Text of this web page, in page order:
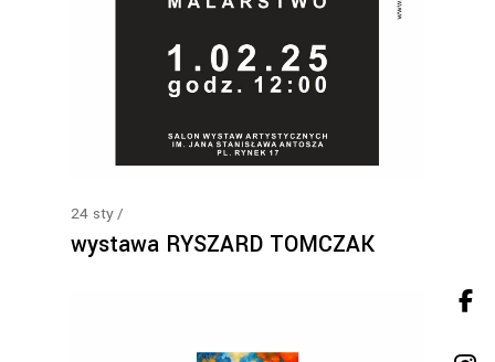
24 sty
wystawa RYSZARD TOMCZAK